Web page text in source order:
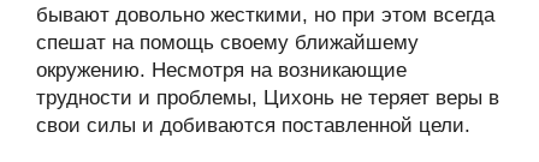
бывают довольно жесткими, но при этом всегда
спешат на помощь своему ближайшему
окружению. Несмотря на возникающие
трудности и проблемы, Цихонь не теряет веры в
свои силы и добиваются поставленной цели.